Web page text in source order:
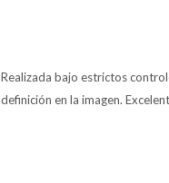
Realizada bajo estrictos
definición en la imagen.